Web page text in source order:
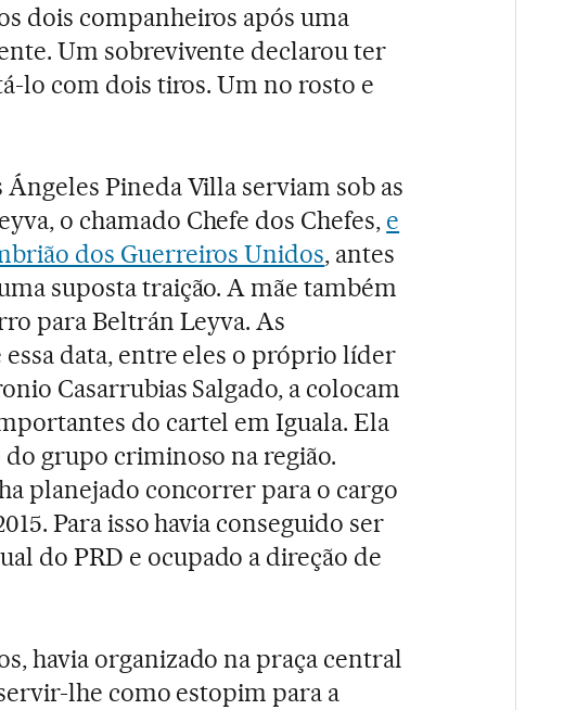
dois companheiros após uma
Um sobrevivente declarou ter
lo com dois tiros. Um no rosto e
Pineda Villa serviam sob as
o chamado Chefe dos Chefes, e
dos Guerreiros Unidos, antes
suposta traição. A mãe também
para Beltrán Leyva. As
data, entre eles o próprio líder
Casarrubias Salgado, a colocam
do cartel em Iguala. Ela
grupo criminoso na região.
planejado concorrer para o cargo
Para isso havia conseguido ser
do PRD e ocupado a direção de
havia organizado na praça central
lhe como estopim para a